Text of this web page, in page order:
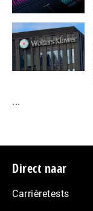
...
Footer
Direct naar
Carrièretests